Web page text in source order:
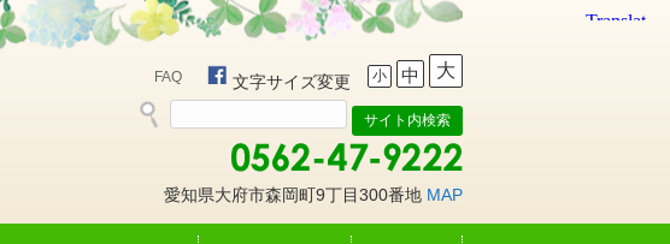
FAQ 文字サイズ変更 小 中 大
愛知県大府市森岡町9丁目300番地 MAP